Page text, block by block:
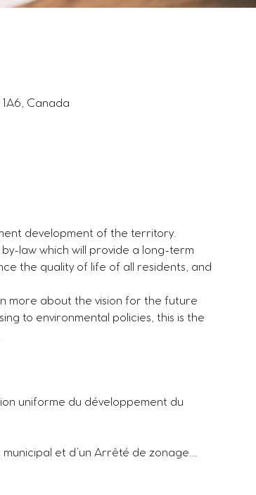
Canada
development of the territory.
law which will provide a long-term
the quality of life of all residents, and
more about the vision for the future
to environmental policies, this is the
uniforme du développement du
et d’un Arrêté de zonage…